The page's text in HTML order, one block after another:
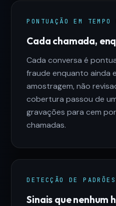
PONTUAÇÃO EM TEMPO
Cada chamada,
Cada conversa é
fraude enquanto ainda
amostragem, não
cobertura passou de
gravações para cem
chamadas.
DETECÇÃO DE PADRÕES
Sinais que nenhum